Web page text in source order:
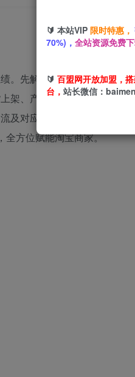
。先解析淘宝低价引流玩法
架、产品优化方式，详解做
及对应数据分析，以及营销
全方位赋能淘宝商家。
🔰 本站VIP 限时特惠，
70%)， 全站资源免费下
🔰 百盟网开放加盟，
台， 站长微信：